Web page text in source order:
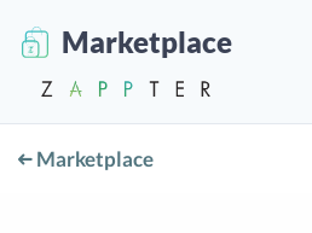
Marketplace
Marketplace